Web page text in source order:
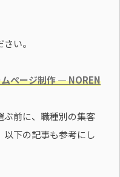
い。
ページ制作 ― NOREN
ぶ前に、職種別の集客
下の記事も参考にし